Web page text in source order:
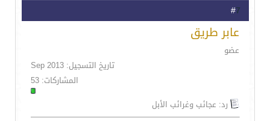
7
عابر طريق
عضو
تاريخ التسجيل: Sep 2013
المشاركات: 53
رد: عجائب وغرائب الأبل